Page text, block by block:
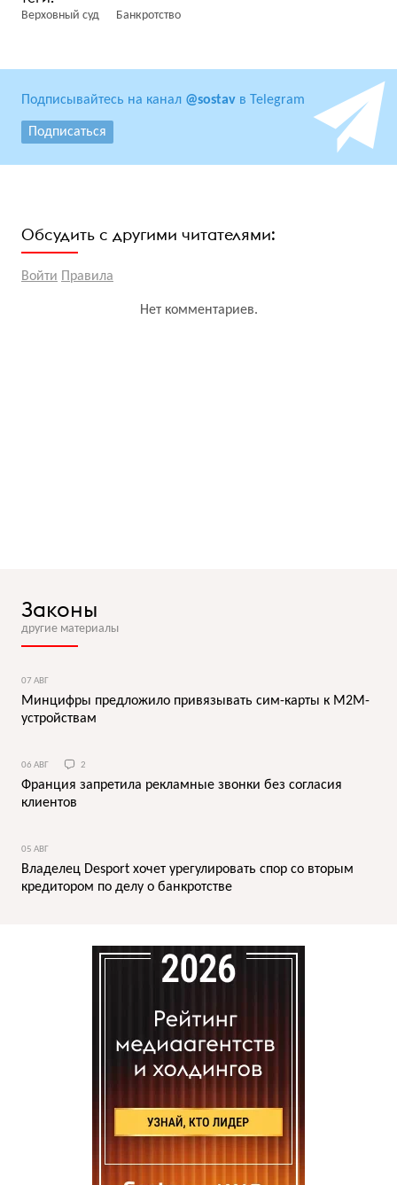
Верховный суд Банкротство
Подписывайтесь на канал @sostav в Telegram
Подписаться
Обсудить с другими читателями:
Войти Правила
Нет комментариев.
Законы
другие материалы
07 АВГ
Минцифры предложило привязывать сим-карты к M2M-
устройствам
06 АВГ 2
Франция запретила рекламные звонки без согласия
клиентов
05 АВГ
Владелец Desport хочет урегулировать спор со вторым
кредитором по делу о банкротстве